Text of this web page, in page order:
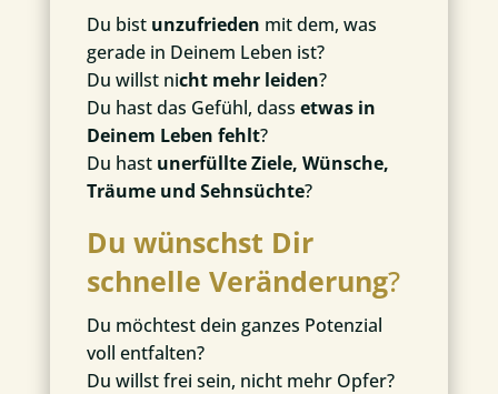
Du bist unzufrieden mit dem, was
gerade in Deinem Leben ist?
Du willst nicht mehr leiden?
Du hast das Gefühl, dass etwas in
Deinem Leben fehlt?
Du hast unerfüllte Ziele, Wünsche,
Träume und Sehnsüchte?
Du wünschst Dir
schnelle Veränderung?
Du möchtest dein ganzes Potenzial
voll entfalten?
Du willst frei sein, nicht mehr Opfer?